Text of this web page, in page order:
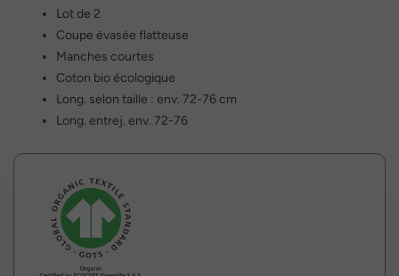
Lot de 2
Coupe évasée flatteuse
Manches courtes
Coton bio écologique
Long. selon taille : env. 72-76 cm
Long. entrej. env. 72-76